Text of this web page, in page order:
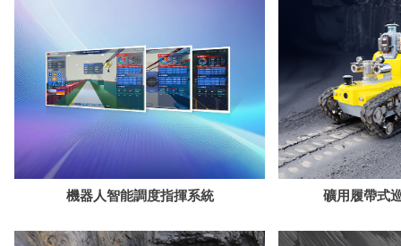
機器人智能調度指揮系統 礦用履帶式